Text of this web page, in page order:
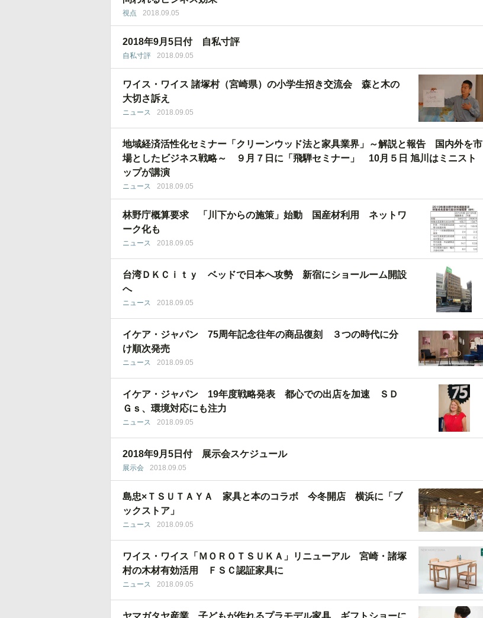
視点 2018.09.05
2018年9月5日付 自私寸評
自私寸評 2018.09.05
ワイス・ワイス 諸塚村（宮崎県）の小学生招き交流会 森と木の
大切さ訴え
ニュース 2018.09.05
地域経済活性化セミナー「クリーンウッド法と家具業界」～解説と報告 国内外を市
場としたビジネス戦略～ ９月７日に「飛騨セミナー」 10月５日 旭川はミニスト
ップが講演
ニュース 2018.09.05
林野庁概算要求 「川下からの施策」始動 国産材利用 ネットワ
ーク化も
ニュース 2018.09.05
台湾ＤＫＣｉｔｙ ベッドで日本へ攻勢 新宿にショールーム開設
へ
ニュース 2018.09.05
イケア・ジャパン 75周年記念往年の商品復刻 ３つの時代に分
け順次発売
ニュース 2018.09.05
イケア・ジャパン 19年度戦略発表 都心での出店を加速 ＳＤ
Ｇｓ、環境対応にも注力
ニュース 2018.09.05
2018年9月5日付 展示会スケジュール
展示会 2018.09.05
島忠×ＴＳＵＴＡＹＡ 家具と本のコラボ 今冬開店 横浜に「ブ
ックストア」
ニュース 2018.09.05
ワイス・ワイス「ＭＯＲＯＴＳＵＫＡ」リニューアル 宮崎・諸塚
村の木材有効活用 ＦＳＣ認証家具に
ニュース 2018.09.05
ヤマガタヤ産業 子どもが作れるプラモデル家具 ギフトショーに